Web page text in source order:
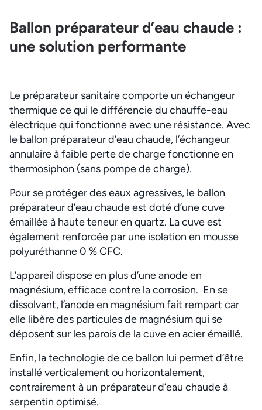
Ballon préparateur d’eau chaude :
une solution performante
Le préparateur sanitaire comporte un échangeur
thermique ce qui le différencie du chauffe-eau
électrique qui fonctionne avec une résistance. Avec
le ballon préparateur d’eau chaude, l’échangeur
annulaire à faible perte de charge fonctionne en
thermosiphon (sans pompe de charge).
Pour se protéger des eaux agressives, le ballon
préparateur d’eau chaude est doté d’une cuve
émaillée à haute teneur en quartz. La cuve est
également renforcée par une isolation en mousse
polyuréthanne 0 % CFC.
L’appareil dispose en plus d’une anode en
magnésium, efficace contre la corrosion. En se
dissolvant, l’anode en magnésium fait rempart car
elle libère des particules de magnésium qui se
déposent sur les parois de la cuve en acier émaillé.
Enfin, la technologie de ce ballon lui permet d’être
installé verticalement ou horizontalement,
contrairement à un préparateur d’eau chaude à
serpentin optimisé.